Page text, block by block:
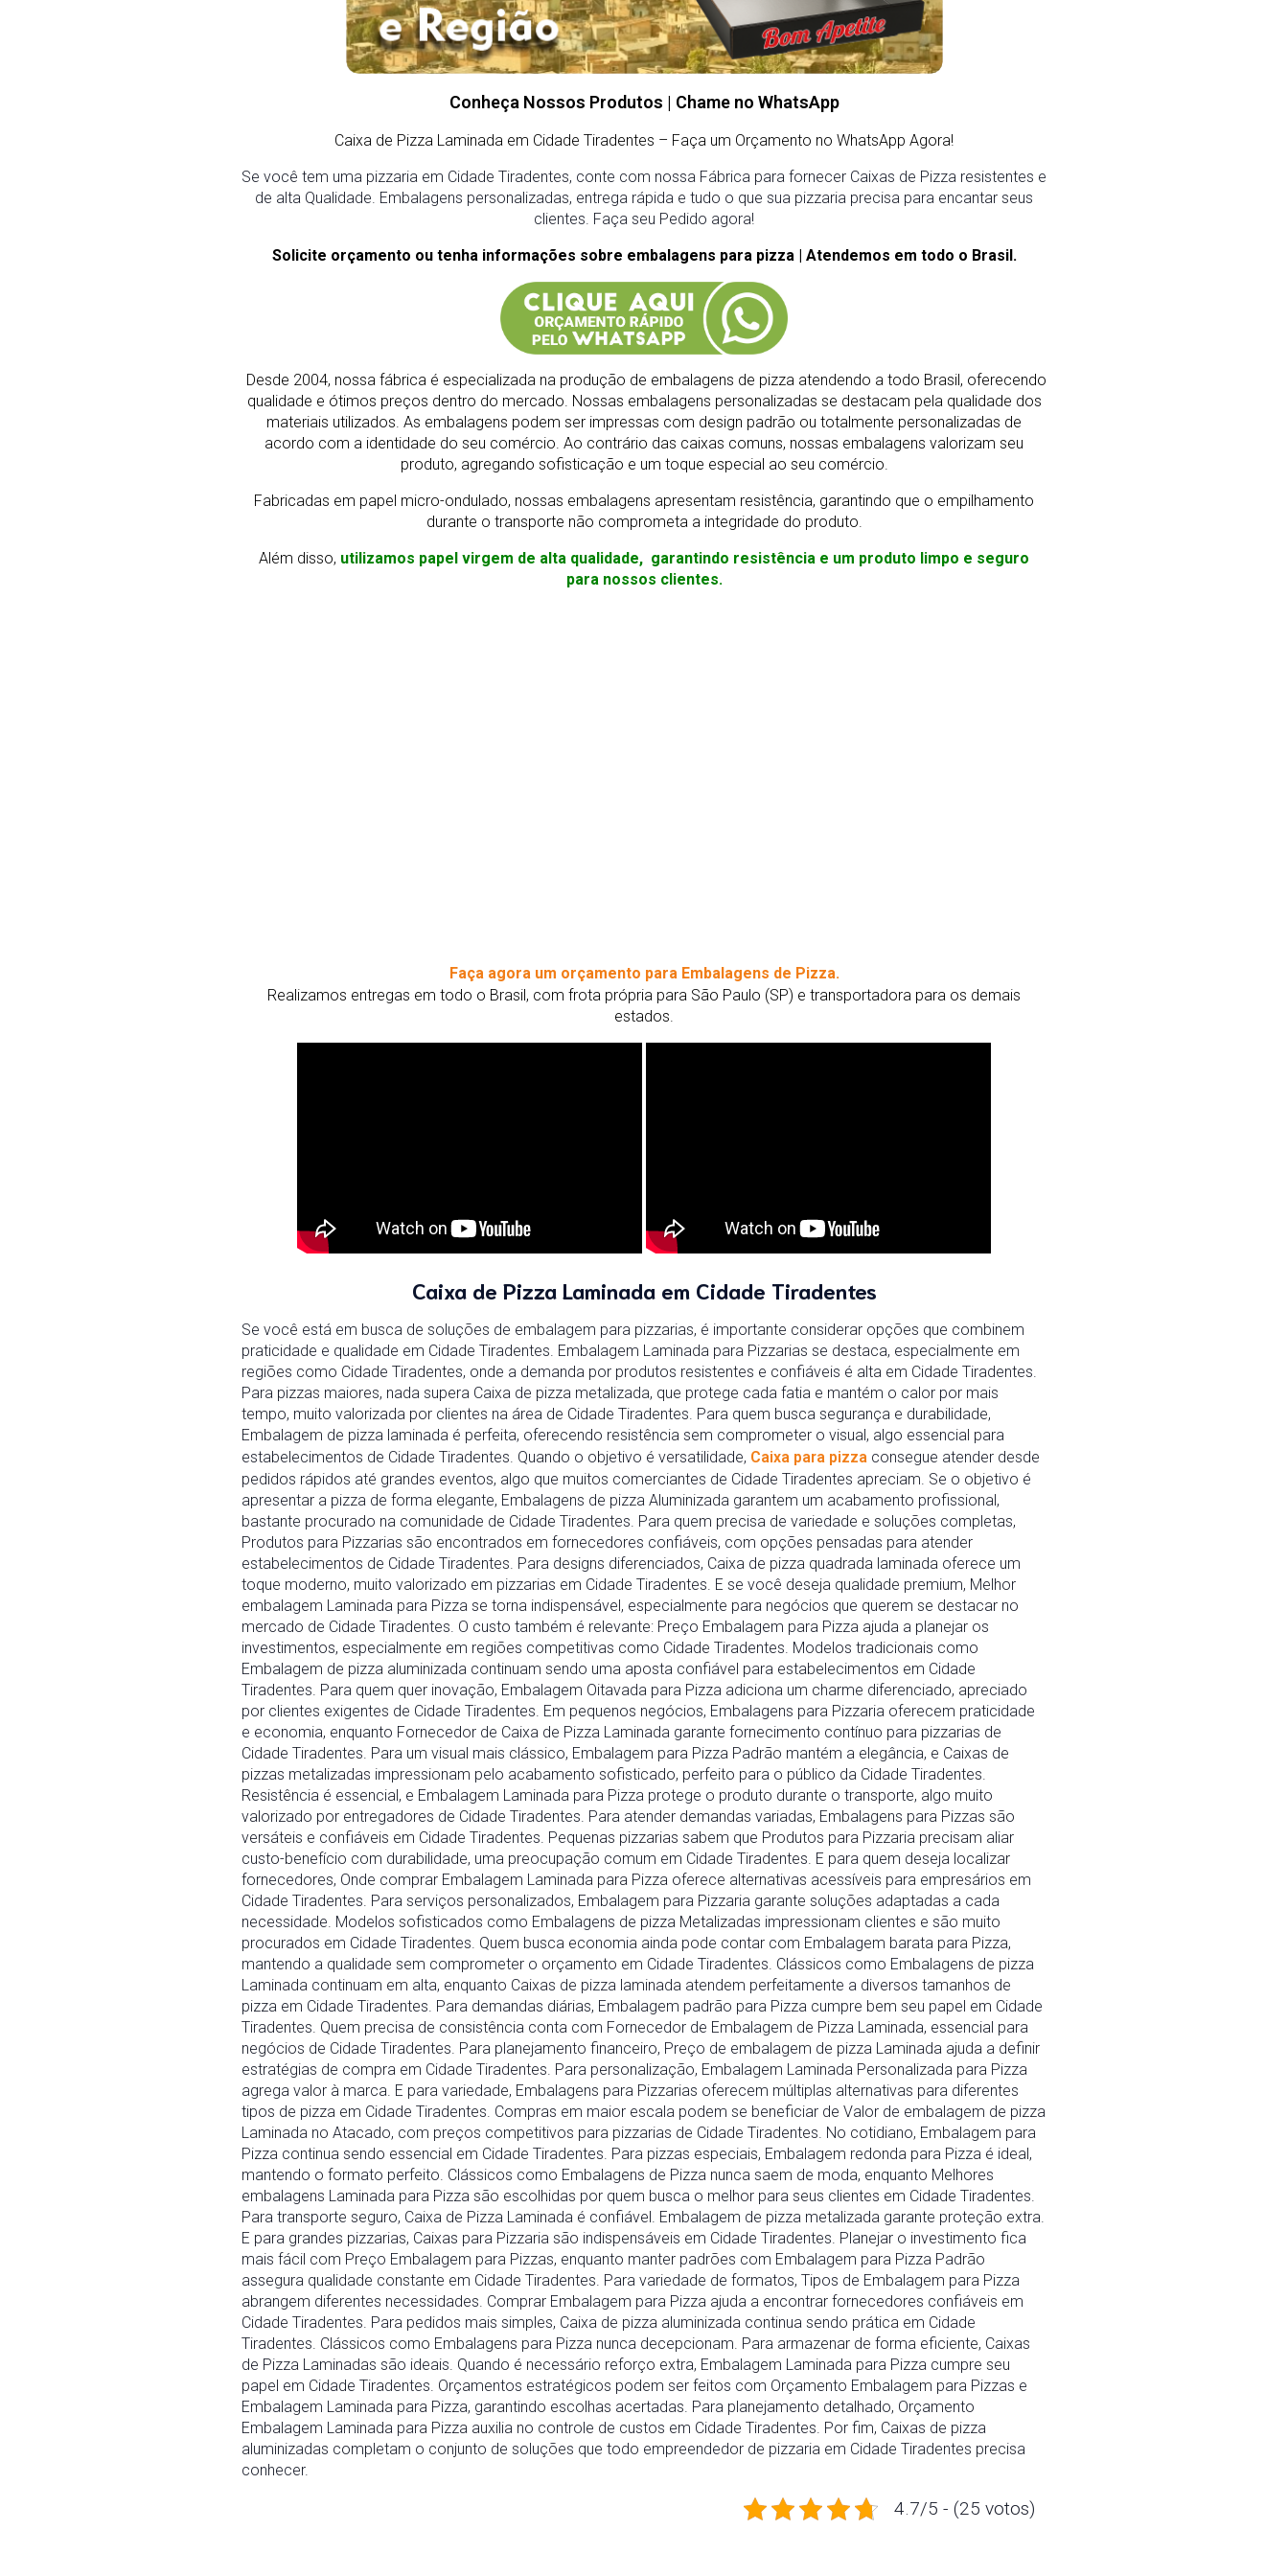
Conheça Nossos Produtos | Chame no WhatsApp
Caixa de Pizza Laminada em Cidade Tiradentes – Faça um Orçamento no WhatsApp Agora!
Se você tem uma pizzaria em Cidade Tiradentes, conte com nossa Fábrica para fornecer Caixas de Pizza resistentes e
de alta Qualidade. Embalagens personalizadas, entrega rápida e tudo o que sua pizzaria precisa para encantar seus
clientes. Faça seu Pedido agora!
Solicite orçamento ou tenha informações sobre embalagens para pizza | Atendemos em todo o Brasil.
Desde 2004, nossa fábrica é especializada na produção de embalagens de pizza atendendo a todo Brasil, oferecendo
qualidade e ótimos preços dentro do mercado. Nossas embalagens personalizadas se destacam pela qualidade dos
materiais utilizados. As embalagens podem ser impressas com design padrão ou totalmente personalizadas de
acordo com a identidade do seu comércio. Ao contrário das caixas comuns, nossas embalagens valorizam seu
produto, agregando sofisticação e um toque especial ao seu comércio.
Fabricadas em papel micro-ondulado, nossas embalagens apresentam resistência, garantindo que o empilhamento
durante o transporte não comprometa a integridade do produto.
Além disso, utilizamos papel virgem de alta qualidade, garantindo resistência e um produto limpo e seguro
para nossos clientes.
Faça agora um orçamento para Embalagens de Pizza.
Realizamos entregas em todo o Brasil, com frota própria para São Paulo (SP) e transportadora para os demais
estados.
Caixa de Pizza Laminada em Cidade Tiradentes
Se você está em busca de soluções de embalagem para pizzarias, é importante considerar opções que combinem
praticidade e qualidade em Cidade Tiradentes. Embalagem Laminada para Pizzarias se destaca, especialmente em
regiões como Cidade Tiradentes, onde a demanda por produtos resistentes e confiáveis é alta em Cidade Tiradentes.
Para pizzas maiores, nada supera Caixa de pizza metalizada, que protege cada fatia e mantém o calor por mais
tempo, muito valorizada por clientes na área de Cidade Tiradentes. Para quem busca segurança e durabilidade,
Embalagem de pizza laminada é perfeita, oferecendo resistência sem comprometer o visual, algo essencial para
estabelecimentos de Cidade Tiradentes. Quando o objetivo é versatilidade, Caixa para pizza consegue atender desde
pedidos rápidos até grandes eventos, algo que muitos comerciantes de Cidade Tiradentes apreciam. Se o objetivo é
apresentar a pizza de forma elegante, Embalagens de pizza Aluminizada garantem um acabamento profissional,
bastante procurado na comunidade de Cidade Tiradentes. Para quem precisa de variedade e soluções completas,
Produtos para Pizzarias são encontrados em fornecedores confiáveis, com opções pensadas para atender
estabelecimentos de Cidade Tiradentes. Para designs diferenciados, Caixa de pizza quadrada laminada oferece um
toque moderno, muito valorizado em pizzarias em Cidade Tiradentes. E se você deseja qualidade premium, Melhor
embalagem Laminada para Pizza se torna indispensável, especialmente para negócios que querem se destacar no
mercado de Cidade Tiradentes. O custo também é relevante: Preço Embalagem para Pizza ajuda a planejar os
investimentos, especialmente em regiões competitivas como Cidade Tiradentes. Modelos tradicionais como
Embalagem de pizza aluminizada continuam sendo uma aposta confiável para estabelecimentos em Cidade
Tiradentes. Para quem quer inovação, Embalagem Oitavada para Pizza adiciona um charme diferenciado, apreciado
por clientes exigentes de Cidade Tiradentes. Em pequenos negócios, Embalagens para Pizzaria oferecem praticidade
e economia, enquanto Fornecedor de Caixa de Pizza Laminada garante fornecimento contínuo para pizzarias de
Cidade Tiradentes. Para um visual mais clássico, Embalagem para Pizza Padrão mantém a elegância, e Caixas de
pizzas metalizadas impressionam pelo acabamento sofisticado, perfeito para o público da Cidade Tiradentes.
Resistência é essencial, e Embalagem Laminada para Pizza protege o produto durante o transporte, algo muito
valorizado por entregadores de Cidade Tiradentes. Para atender demandas variadas, Embalagens para Pizzas são
versáteis e confiáveis em Cidade Tiradentes. Pequenas pizzarias sabem que Produtos para Pizzaria precisam aliar
custo-benefício com durabilidade, uma preocupação comum em Cidade Tiradentes. E para quem deseja localizar
fornecedores, Onde comprar Embalagem Laminada para Pizza oferece alternativas acessíveis para empresários em
Cidade Tiradentes. Para serviços personalizados, Embalagem para Pizzaria garante soluções adaptadas a cada
necessidade. Modelos sofisticados como Embalagens de pizza Metalizadas impressionam clientes e são muito
procurados em Cidade Tiradentes. Quem busca economia ainda pode contar com Embalagem barata para Pizza,
mantendo a qualidade sem comprometer o orçamento em Cidade Tiradentes. Clássicos como Embalagens de pizza
Laminada continuam em alta, enquanto Caixas de pizza laminada atendem perfeitamente a diversos tamanhos de
pizza em Cidade Tiradentes. Para demandas diárias, Embalagem padrão para Pizza cumpre bem seu papel em Cidade
Tiradentes. Quem precisa de consistência conta com Fornecedor de Embalagem de Pizza Laminada, essencial para
negócios de Cidade Tiradentes. Para planejamento financeiro, Preço de embalagem de pizza Laminada ajuda a definir
estratégias de compra em Cidade Tiradentes. Para personalização, Embalagem Laminada Personalizada para Pizza
agrega valor à marca. E para variedade, Embalagens para Pizzarias oferecem múltiplas alternativas para diferentes
tipos de pizza em Cidade Tiradentes. Compras em maior escala podem se beneficiar de Valor de embalagem de pizza
Laminada no Atacado, com preços competitivos para pizzarias de Cidade Tiradentes. No cotidiano, Embalagem para
Pizza continua sendo essencial em Cidade Tiradentes. Para pizzas especiais, Embalagem redonda para Pizza é ideal,
mantendo o formato perfeito. Clássicos como Embalagens de Pizza nunca saem de moda, enquanto Melhores
embalagens Laminada para Pizza são escolhidas por quem busca o melhor para seus clientes em Cidade Tiradentes.
Para transporte seguro, Caixa de Pizza Laminada é confiável. Embalagem de pizza metalizada garante proteção extra.
E para grandes pizzarias, Caixas para Pizzaria são indispensáveis em Cidade Tiradentes. Planejar o investimento fica
mais fácil com Preço Embalagem para Pizzas, enquanto manter padrões com Embalagem para Pizza Padrão
assegura qualidade constante em Cidade Tiradentes. Para variedade de formatos, Tipos de Embalagem para Pizza
abrangem diferentes necessidades. Comprar Embalagem para Pizza ajuda a encontrar fornecedores confiáveis em
Cidade Tiradentes. Para pedidos mais simples, Caixa de pizza aluminizada continua sendo prática em Cidade
Tiradentes. Clássicos como Embalagens para Pizza nunca decepcionam. Para armazenar de forma eficiente, Caixas
de Pizza Laminadas são ideais. Quando é necessário reforço extra, Embalagem Laminada para Pizza cumpre seu
papel em Cidade Tiradentes. Orçamentos estratégicos podem ser feitos com Orçamento Embalagem para Pizzas e
Embalagem Laminada para Pizza, garantindo escolhas acertadas. Para planejamento detalhado, Orçamento
Embalagem Laminada para Pizza auxilia no controle de custos em Cidade Tiradentes. Por fim, Caixas de pizza
aluminizadas completam o conjunto de soluções que todo empreendedor de pizzaria em Cidade Tiradentes precisa
conhecer.
4.7/5 - (25 votos)